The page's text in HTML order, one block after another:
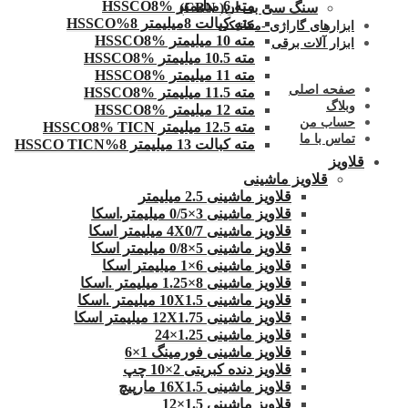
سنگ سی بی ان( CBN)
ابزارهای گاراژی -مکانیکی
ابزار آلات برقی
صفحه اصلی
وبلاگ
حساب من
تماس با ما
مته 6 میلیمتر HSSCO8%
مته کبالت 8میلیمتر 8%HSSCO
مته 10 میلیمتر HSSCO8%
مته 10.5 میلیمتر HSSCO8%
مته 11 میلیمتر HSSCO8%
مته 11.5 میلیمتر HSSCO8%
مته 12 میلیمتر HSSCO8%
مته 12.5 میلیمتر HSSCO8% TICN
مته کبالت 13 میلیمتر 8%HSSCO TICN
قلاویز
قلاویز ماشینی
قلاویز ماشینی 2.5 میلیمتر
قلاویز ماشینی 3×0/5 میلیمتر.اسکا
قلاویز ماشینی 4X0/7 میلیمتر اسکا
قلاویز ماشینی 5×0/8 میلیمتر اسکا
قلاویز ماشینی 6×1 میلیمتر اسکا
قلاویز ماشینی 8×1.25 میلیمتر .اسکا
قلاویز ماشینی 10X1.5 میلیمتر .اسکا
قلاویز ماشینی 12X1.75 میلیمتر اسکا
قلاویز ماشینی 1.25×24
قلاویز ماشینی فورمینگ 1×6
قلاویز دنده کبریتی 2×10 چپ
قلاویز ماشینی 16X1.5 مارپیچ
قلاویز ماشینی 1.5×12